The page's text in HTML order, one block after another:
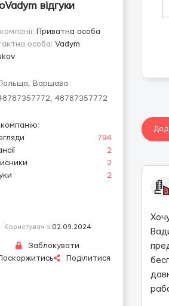
відгуки
Приватна особа
особа: Vadym
Варшава
48787357772
:
794
2
2
2
Користувач з 02.09.2024
Заблокувати
Поділитися